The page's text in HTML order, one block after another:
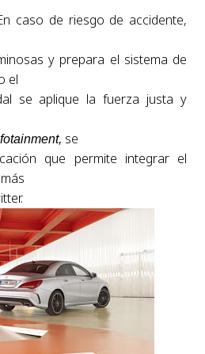
caso de riesgo de accidente,
y prepara el sistema de
el
se aplique la fuerza justa y
se
que permite integrar el